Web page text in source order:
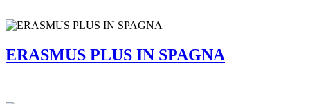
ERASMUS PLUS IN SPAGNA